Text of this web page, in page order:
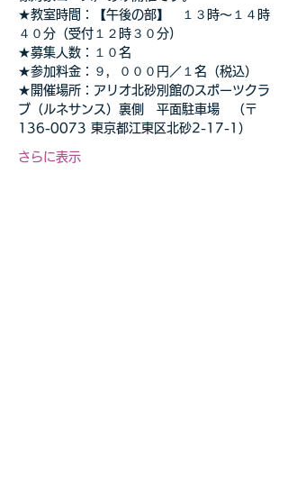
★教室時間：【午後の部】　１３時～１４時
４０分（受付１２時３０分)
★募集人数：１０名
★参加料金：９，０００円／１名（税込）
★開催場所：アリオ北砂別館のスポーツクラ
ブ（ルネサンス）裏側　平面駐車場　（〒
136-0073 東京都江東区北砂2-17-1）
さらに表示